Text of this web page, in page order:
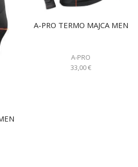
A-PRO TERMO MAJCA MEN
A-PRO
33,00€